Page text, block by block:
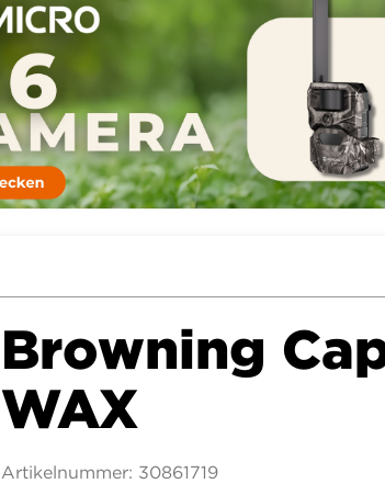
Browning
WAX
Artikelnummer: 30861719